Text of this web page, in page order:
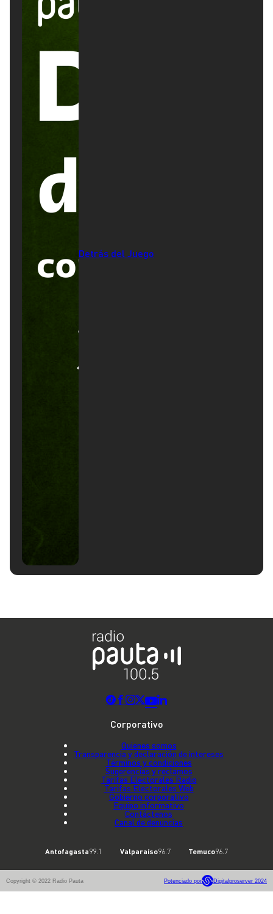
Detrás del Juego
Corporativo
Quienes somos
Transparencia y declaración de intereses
Términos y condiciones
Sugerencias y reclamos
Tarifas Electorales Radio
Tarifas Electorales Web
Gobierno corporativo
Equipo informativo
Contáctenos
Canal de denuncias
Antofagasta99.1 Valparaíso96.7 Temuco96.7
Copyright © 2022 Radio Pauta Potenciado por Digitalproserver 2024